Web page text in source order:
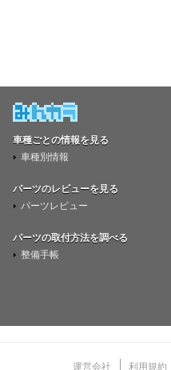
車種ごとの情報を見る
車種別情報
パーツのレビューを見る
パーツレビュー
パーツの取付方法を調べる
整備手帳
運営会社 利用規約